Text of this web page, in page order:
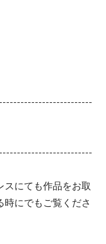
スにても作品をお取
時にでもご覧くださ